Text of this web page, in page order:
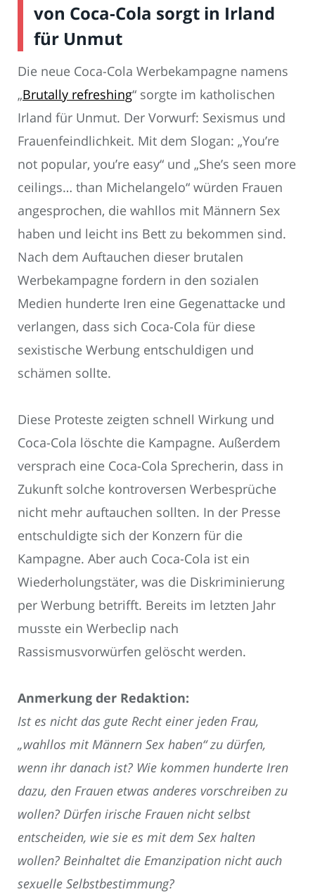
von Coca-Cola sorgt in Irland
für Unmut
Die neue Coca-Cola Werbekampagne namens
„Brutally refreshing“ sorgte im katholischen
Irland für Unmut. Der Vorwurf: Sexismus und
Frauenfeindlichkeit. Mit dem Slogan: „You’re
not popular, you’re easy“ und „She’s seen more
ceilings… than Michelangelo“ würden Frauen
angesprochen, die wahllos mit Männern Sex
haben und leicht ins Bett zu bekommen sind.
Nach dem Auftauchen dieser brutalen
Werbekampagne fordern in den sozialen
Medien hunderte Iren eine Gegenattacke und
verlangen, dass sich Coca-Cola für diese
sexistische Werbung entschuldigen und
schämen sollte.
Diese Proteste zeigten schnell Wirkung und
Coca-Cola löschte die Kampagne. Außerdem
versprach eine Coca-Cola Sprecherin, dass in
Zukunft solche kontroversen Werbesprüche
nicht mehr auftauchen sollten. In der Presse
entschuldigte sich der Konzern für die
Kampagne. Aber auch Coca-Cola ist ein
Wiederholungstäter, was die Diskriminierung
per Werbung betrifft. Bereits im letzten Jahr
musste ein Werbeclip nach
Rassismusvorwürfen gelöscht werden.
Anmerkung der Redaktion:
Ist es nicht das gute Recht einer jeden Frau,
„wahllos mit Männern Sex haben“ zu dürfen,
wenn ihr danach ist? Wie kommen hunderte Iren
dazu, den Frauen etwas anderes vorschreiben zu
wollen? Dürfen irische Frauen nicht selbst
entscheiden, wie sie es mit dem Sex halten
wollen? Beinhaltet die Emanzipation nicht auch
sexuelle Selbstbestimmung?